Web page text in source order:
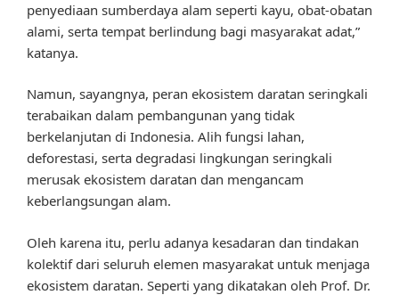
penyediaan sumberdaya alam seperti kayu, obat-obatan
alami, serta tempat berlindung bagi masyarakat adat,”
katanya.
Namun, sayangnya, peran ekosistem daratan seringkali
terabaikan dalam pembangunan yang tidak
berkelanjutan di Indonesia. Alih fungsi lahan,
deforestasi, serta degradasi lingkungan seringkali
merusak ekosistem daratan dan mengancam
keberlangsungan alam.
Oleh karena itu, perlu adanya kesadaran dan tindakan
kolektif dari seluruh elemen masyarakat untuk menjaga
ekosistem daratan. Seperti yang dikatakan oleh Prof. Dr.